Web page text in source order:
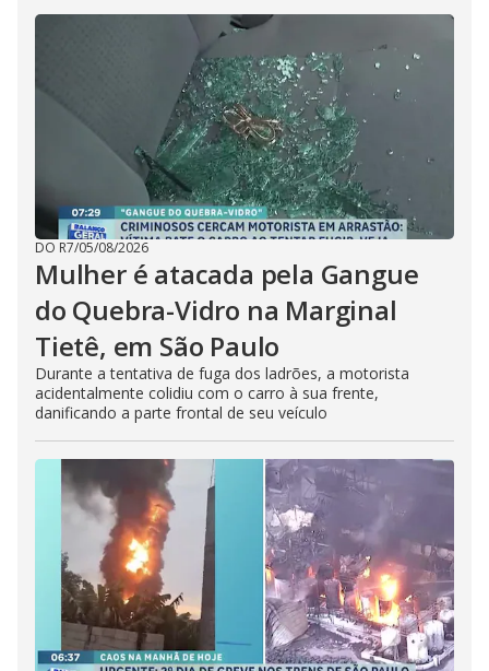
DO R7/05/08/2026
Mulher é atacada pela Gangue
do Quebra-Vidro na Marginal
Tietê, em São Paulo
Durante a tentativa de fuga dos ladrões, a motorista
acidentalmente colidiu com o carro à sua frente,
danificando a parte frontal de seu veículo